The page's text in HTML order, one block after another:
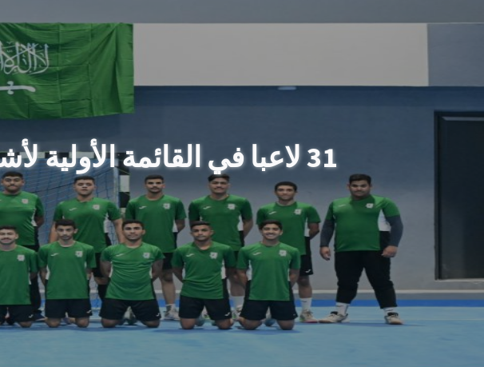
31 لاعبا في القائمة الأولية لأشبال أخضر اليد استعدادًا للبطولة العربية